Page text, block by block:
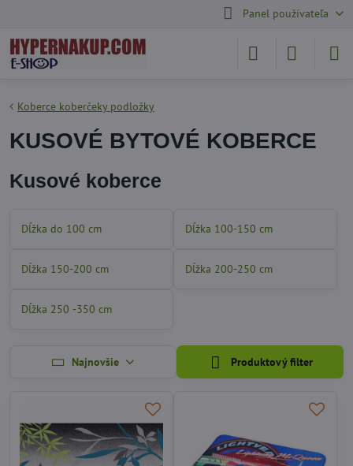
Panel používateľa
Koberce koberčeky podložky
KUSOVÉ BYTOVÉ KOBERCE
Kusové koberce
Dĺžka do 100 cm Dĺžka 100-150 cm
Dĺžka 150-200 cm Dĺžka 200-250 cm
Dĺžka 250 -350 cm
Najnovšie Produktový filter